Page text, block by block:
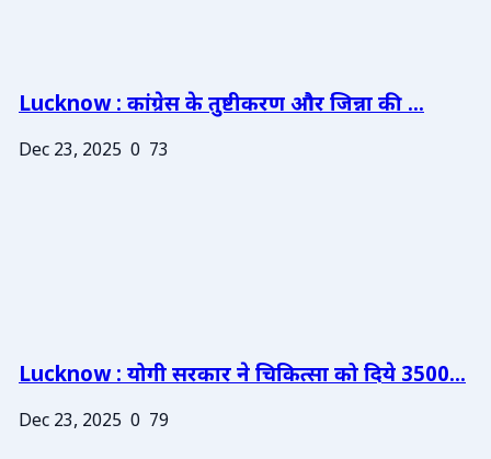
Lucknow : कांग्रेस के तुष्टीकरण और जिन्ना की ...
Dec 23, 2025 0 73
Lucknow : योगी सरकार ने चिकित्सा को दिये 3500...
Dec 23, 2025 0 79